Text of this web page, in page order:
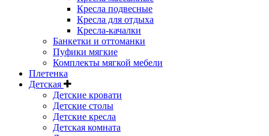
Кресла подвесные
Кресла для отдыха
Кресла-качалки
Банкетки и оттоманки
Пуфики мягкие
Комплекты мягкой мебели
Плетенка
Детская
Детские кровати
Детские столы
Детские кресла
Детская комната